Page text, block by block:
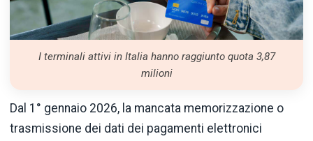
I terminali attivi in Italia hanno raggiunto quota 3,87
milioni
Dal 1° gennaio 2026, la mancata memorizzazione o
trasmissione dei dati dei pagamenti elettronici